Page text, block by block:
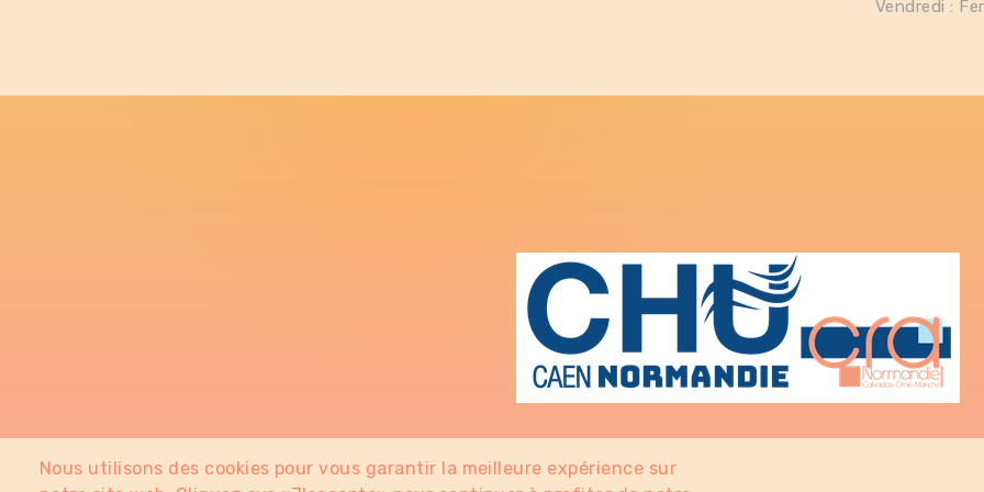
Vendredi :
Nous utilisons des cookies pour vous garantir la meilleure expérience sur